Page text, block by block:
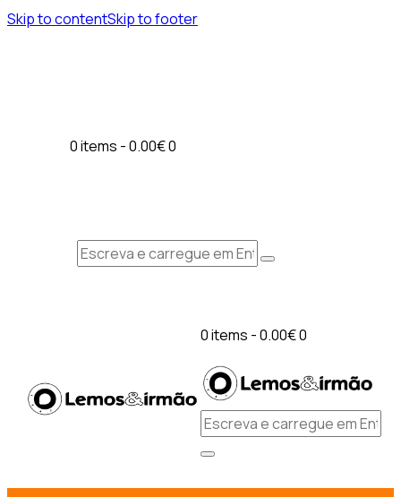
Skip to contentSkip to footer
0 items -0.00€0
0 items -0.00€0